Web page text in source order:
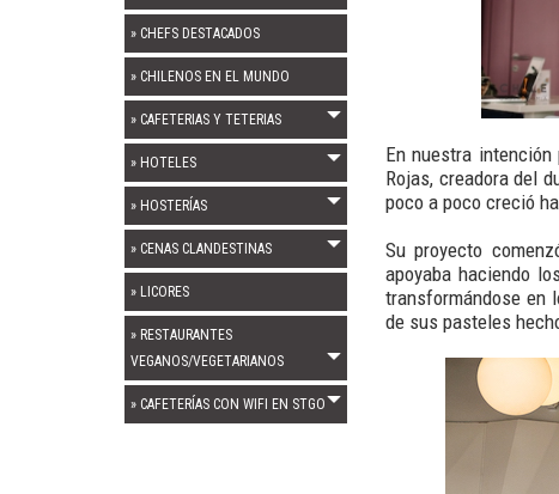
» CHEFS DESTACADOS
» CHILENOS EN EL MUNDO
» CAFETERIAS Y TETERIAS
» HOTELES
» HOSTERÍAS
» CENAS CLANDESTINAS
» LICORES
» RESTAURANTES
VEGANOS/VEGETARIANOS
» CAFETERÍAS CON WIFI EN STGO
En nuestra
Rojas, creadora del
poco a poco creció
Su proyecto
apoyaba haciendo
transformándose en
de sus pasteles